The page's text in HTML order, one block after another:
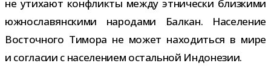
не ути­хают кон­фликты между этни­че­ски близ­кими
южно­сла­вян­скими наро­дами Балкан. Население
Восточного Тимора не может нахо­диться в мире
и согла­сии с насе­ле­нием осталь­ной Индонезии.